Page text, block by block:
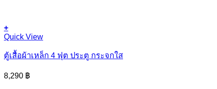
+
Quick View
ตู้เสื้อผ้าเหล็ก 4 ฟุต ประตู กระจกใส
8,290 ฿